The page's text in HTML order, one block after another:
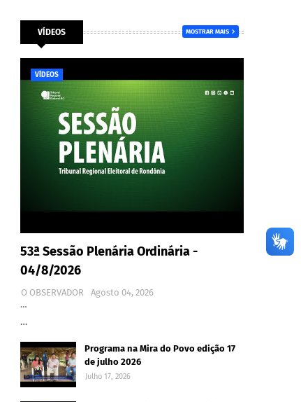
VÍDEOS MOSTRAR MAIS
VÍDEOS
53ª Sessão Plenária Ordinária -
04/8/2026
O OBSERVADOR
Agosto 04, 2026
…
…
Programa na Mira do Povo edição 17
de julho 2026
Julho 17, 2026